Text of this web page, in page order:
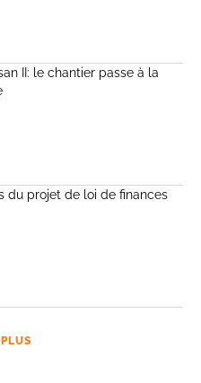
II: le chantier passe à la
du projet de loi de finances